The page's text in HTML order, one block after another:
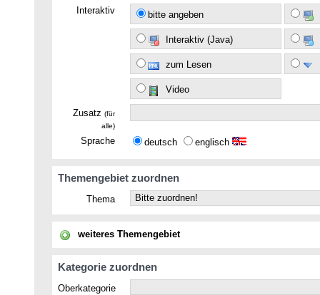
Interaktiv bitte angeben
Interaktiv (Java)
zum Lesen
Video
Zusatz (für
alle)
Sprache deutsch englisch
Themengebiet zuordnen
Thema
weiteres Themengebiet
Kategorie zuordnen
Oberkategorie